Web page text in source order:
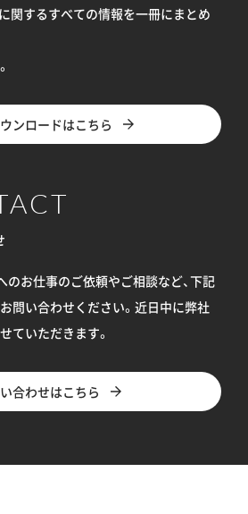
関するすべての情報を一冊にまとめ
ンロードはこちら
のお仕事のご依頼やご相談など、下記
問い合わせください。 近日中に弊社
ていただきます。
合わせはこちら